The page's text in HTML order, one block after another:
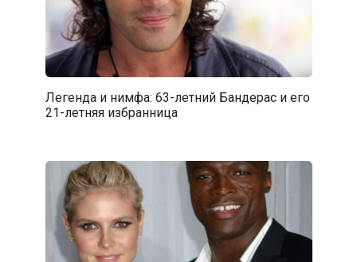
Легенда и нимфа: 63-летний Бандерас и его
21-летняя избранница